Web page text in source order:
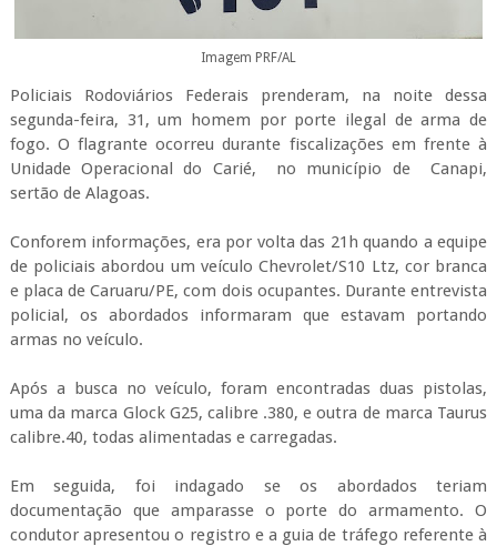
Imagem PRF/AL
Policiais Rodoviários Federais prenderam, na noite dessa
segunda-feira, 31, um homem por porte ilegal de arma de
fogo. O flagrante ocorreu durante fiscalizações em frente à
Unidade Operacional do Carié, no município de Canapi,
sertão de Alagoas.
Conforem informações, era por volta das 21h quando a equipe
de policiais abordou um veículo Chevrolet/S10 Ltz, cor branca
e placa de Caruaru/PE, com dois ocupantes. Durante entrevista
policial, os abordados informaram que estavam portando
armas no veículo.
Após a busca no veículo, foram encontradas duas pistolas,
uma da marca Glock G25, calibre .380, e outra de marca Taurus
calibre.40, todas alimentadas e carregadas.
Em seguida, foi indagado se os abordados teriam
documentação que amparasse o porte do armamento. O
condutor apresentou o registro e a guia de tráfego referente à